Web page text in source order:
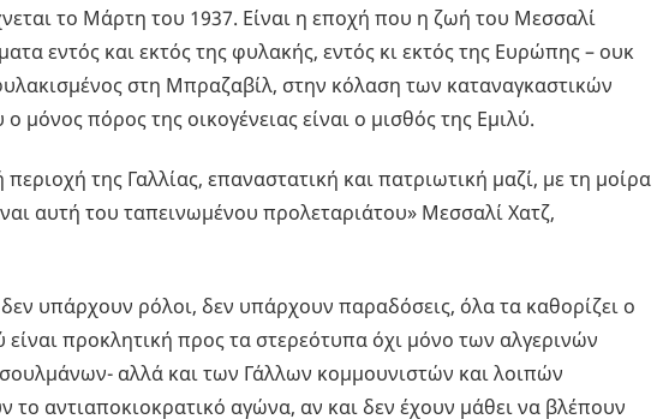
το Μάρτη του 1937. Είναι η εποχή που η ζωή του Μεσσαλί
εντός και εκτός της φυλακής, εντός κι εκτός της Ευρώπης – ουκ
στη Μπραζαβίλ, στην κόλαση των καταναγκαστικών
μόνος πόρος της οικογένειας είναι ο μισθός της Εμιλύ.
της Γαλλίας, επαναστατική και πατριωτική μαζί, με τη μοίρα
αυτή του ταπεινωμένου προλεταριάτου» Μεσσαλί Χατζ,
υπάρχουν ρόλοι, δεν υπάρχουν παραδόσεις, όλα τα καθορίζει ο
προκλητική προς τα στερεότυπα όχι μόνο των αλγερινών
αλλά και των Γάλλων κομμουνιστών και λοιπών
το αντιαποκιοκρατικό αγώνα, αν και δεν έχουν μάθει να βλέπουν